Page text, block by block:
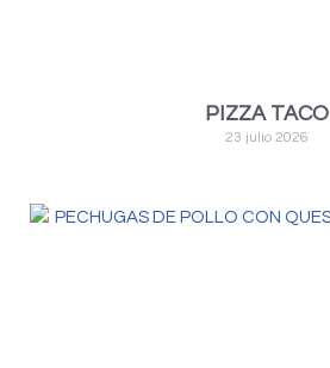
PIZZA TACO
23 julio 2026